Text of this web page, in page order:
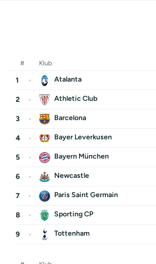
# Klub
1 Atalanta
2 Athletic Club
3 Barcelona
4 Bayer Leverkusen
5 Bayern München
6 Newcastle
7 Paris Saint Germain
8 Sporting CP
9 Tottenham